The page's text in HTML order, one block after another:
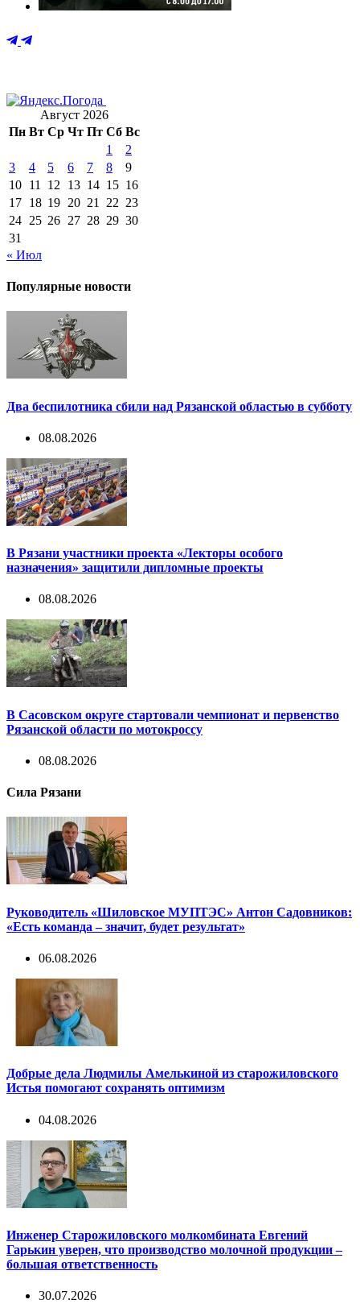
Август 2026
Пн Вт Ср Чт Пт Сб Вс
1
2
3
4 5 6 7 8
9
10 11 12 13 14 15 16
17 18 19 20 21 22 23
24 25 26 27 28 29 30
31
« Июл
Популярные новости
Два беспилотника сбили над Рязанской областью в субботу
08.08.2026
В Рязани участники проекта «Лекторы особого
назначения» защитили дипломные проекты
08.08.2026
В Сасовском округе стартовали чемпионат и первенство
Рязанской области по мотокроссу
08.08.2026
Сила Рязани
Руководитель «Шиловское МУПТЭС» Антон Садовников:
«Есть команда – значит, будет результат»
06.08.2026
Добрые дела Людмилы Амелькиной из старожиловского
Истья помогают сохранять оптимизм
04.08.2026
Инженер Старожиловского молкомбината Евгений
Гарькин уверен, что производство молочной продукции –
большая ответственность
30.07.2026